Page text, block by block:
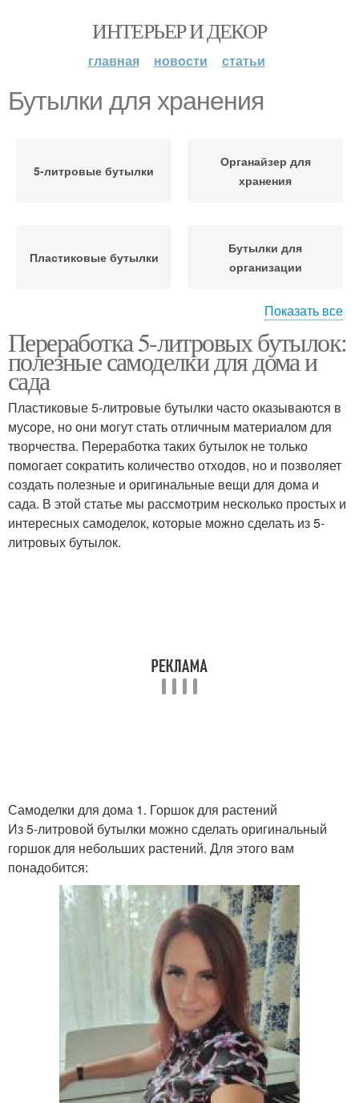
ИНТЕРЬЕР И ДЕКОР
главная новости статьи
Бутылки для хранения
5-литровые бутылки
Органайзер для
хранения
Пластиковые бутылки
Бутылки для
организации
Бутылки для полива Бутылки для создания
Принцип из
пластиковых бутылок
Бутылка в
оригинальный вазон
Уголок из пластиковых
бутылок
Теплица из
пластиковых бутылок
Бутылки для украшения
Бутылки для детских
Бутылки для рукоделия Бутылки для сада
Бутылки для детей
Лайфхаки с
пластиковыми
бутылками
Показать все
Переработка 5-литровых бутылок:
полезные самоделки для дома и
сада
Пластиковые 5-литровые бутылки часто оказываются в
мусоре, но они могут стать отличным материалом для
творчества. Переработка таких бутылок не только
помогает сократить количество отходов, но и позволяет
создать полезные и оригинальные вещи для дома и
сада. В этой статье мы рассмотрим несколько простых и
интересных самоделок, которые можно сделать из 5-
литровых бутылок.
Самоделки для дома 1. Горшок для растений
Из 5-литровой бутылки можно сделать оригинальный
горшок для небольших растений. Для этого вам
понадобится: